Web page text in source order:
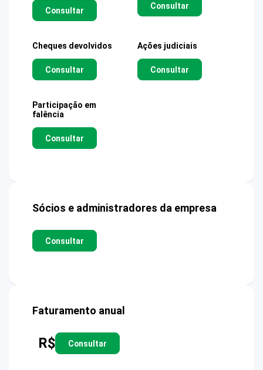
Consultar Consultar
Cheques devolvidos
Consultar
Ações judiciais
Consultar
Participação em
falência
Consultar
Sócios e administradores da empresa
Consultar
Faturamento anual
R$ Consultar